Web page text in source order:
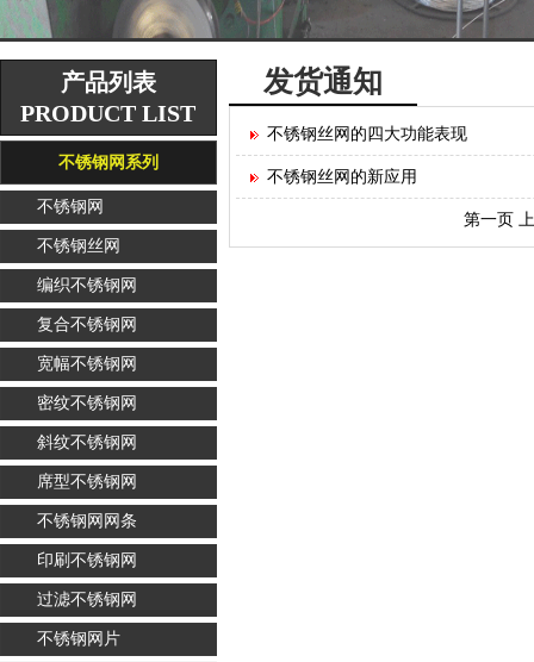
产品列表
PRODUCT LIST
不锈钢网系列
不锈钢网
不锈钢丝网
编织不锈钢网
复合不锈钢网
宽幅不锈钢网
密纹不锈钢网
斜纹不锈钢网
席型不锈钢网
不锈钢网网条
印刷不锈钢网
过滤不锈钢网
不锈钢网片
发货通知
不锈钢丝网的四大功能表现
不锈钢丝网的新应用
第一页